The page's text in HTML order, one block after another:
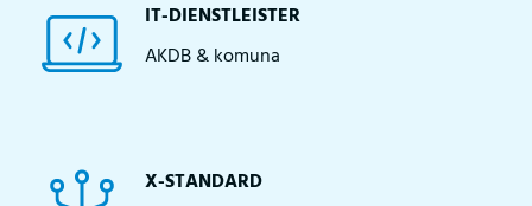
IT-DIENSTLEISTER
AKDB & komuna
X-STANDARD